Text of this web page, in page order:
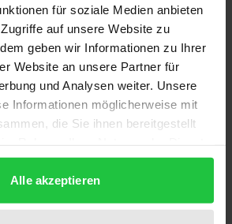
für soziale Medien anbieten
auf unsere Website zu
geben wir Informationen zu Ihrer
Website an unsere Partner für
und Analysen weiter. Unsere
Informationen möglicherweise mit
die Sie ihnen bereitgestellt
Alle akzeptieren
durch Punkte eines
(meist: 2-dimensionalen) Raums
die Distanz zwischen je zwei
Raum einem gegebenen Nähe-,
oder Unähnlichkeitswert
entspricht. Der Zweck der
oder Theorie testende
gemacht werden. Als Daten